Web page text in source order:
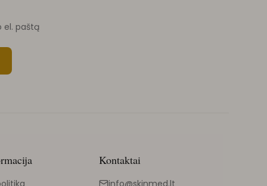
el. paštą
Kontaktai
info@skinmed.lt